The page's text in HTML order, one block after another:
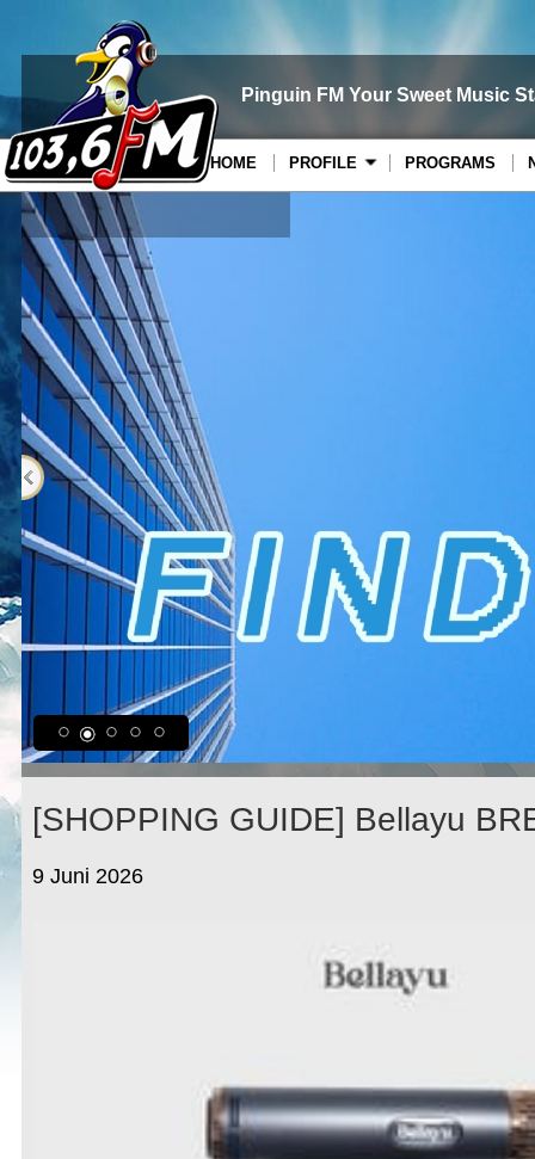
Pinguin FM Your Sweet Music
PROGRAMS
PROFILE
HOME
[SHOPPING GUIDE] Bellayu
9 Juni 2026